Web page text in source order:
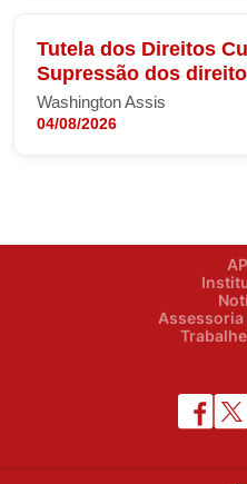
Tutela dos Direitos
Supressão dos
Washington Assis
04/08/2026
Assessoria